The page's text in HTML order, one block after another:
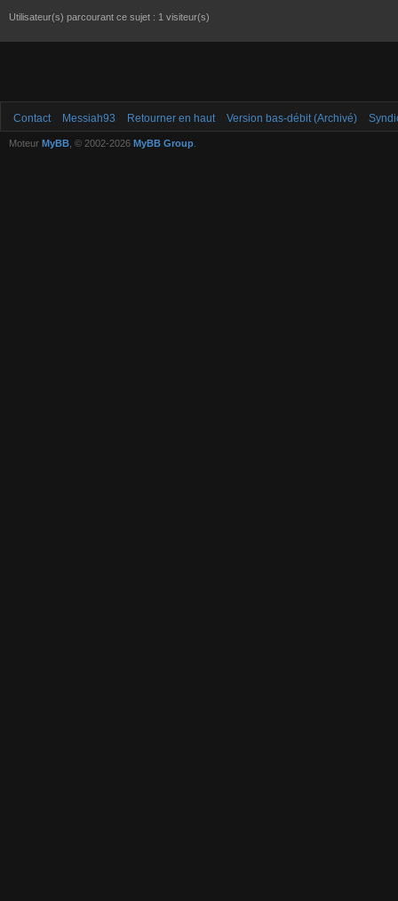
Utilisateur(s) parcourant ce sujet : 1 visiteur(s)
Contact Messiah93 Retourner en haut Version bas-débit (Archivé)
Moteur MyBB , © 2002-2026 MyBB Group